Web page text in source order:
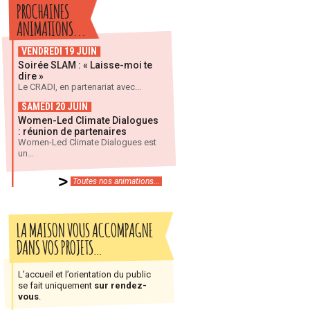
PROCHAINES
ANIMATIONS...
VENDREDI 19 JUIN
Soirée SLAM : « Laisse-moi te
dire »
Le CRADI, en partenariat avec...
SAMEDI 20 JUIN
Women-Led Climate Dialogues
: réunion de partenaires
Women-Led Climate Dialogues est
un...
Toutes nos animations...
LA MAISON VOUS ACCOMPAGNE
DANS VOS PROJETS…
L’accueil et l’orientation du public
se fait uniquement sur rendez-
vous